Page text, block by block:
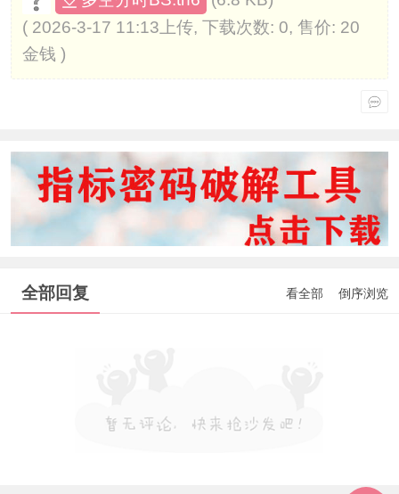
( 2026-3-17 11:13上传, 下载次数: 0, 售价: 20
金钱 )
全部回复 看全部 倒序浏览